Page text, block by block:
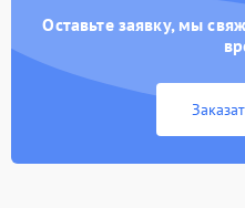
Оставьте заявку, мы